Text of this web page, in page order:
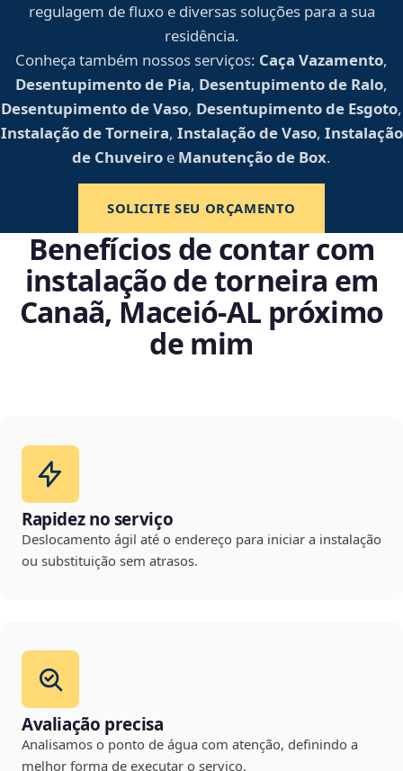
regulagem de fluxo e diversas soluções para a sua
residência.
Conheça também nossos serviços: Caça Vazamento,
Desentupimento de Pia, Desentupimento de Ralo,
Desentupimento de Vaso, Desentupimento de Esgoto,
Instalação de Torneira, Instalação de Vaso, Instalação
de Chuveiro e Manutenção de Box.
SOLICITE SEU ORÇAMENTO
Benefícios de contar com
instalação de torneira em
Canaã, Maceió‑AL próximo
de mim
Rapidez no serviço
Deslocamento ágil até o endereço para iniciar a instalação
ou substituição sem atrasos.
Avaliação precisa
Analisamos o ponto de água com atenção, definindo a
melhor forma de executar o serviço.